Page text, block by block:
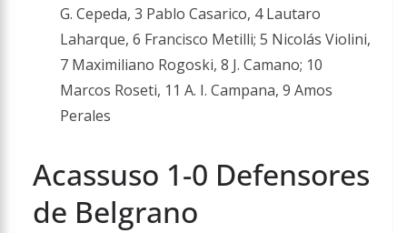
G. Cepeda, 3 Pablo Casarico, 4 Lautaro
Laharque, 6 Francisco Metilli; 5 Nicolás Violini,
7 Maximiliano Rogoski, 8 J. Camano; 10
Marcos Roseti, 11 A. I. Campana, 9 Amos
Perales
Acassuso 1-0 Defensores
de Belgrano